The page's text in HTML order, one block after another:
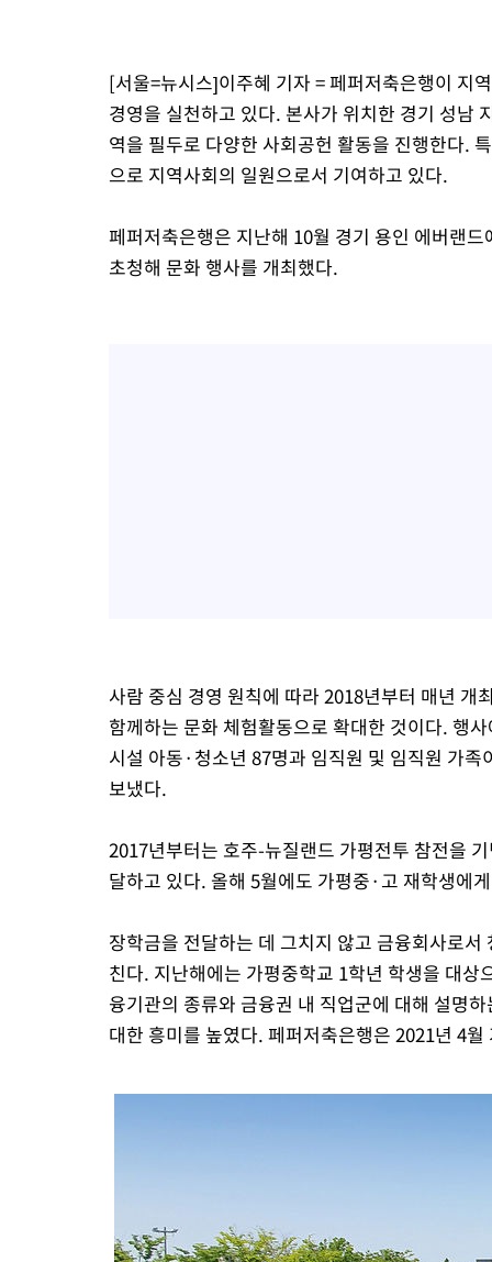
[서울=뉴시스]이주혜 기자 = 페퍼저축은행이 지
경영을 실천하고 있다. 본사가 위치한 경기 성남
역을 필두로 다양한 사회공헌 활동을 진행한다.
으로 지역사회의 일원으로서 기여하고 있다.
페퍼저축은행은 지난해 10월 경기 용인 에버랜
초청해 문화 행사를 개최했다.
사람 중심 경영 원칙에 따라 2018년부터 매년
함께하는 문화 체험활동으로 확대한 것이다. 행
시설 아동·청소년 87명과 임직원 및 임직원 가
보냈다.
2017년부터는 호주-뉴질랜드 가평전투 참전을
달하고 있다. 올해 5월에도 가평중·고 재학생에
장학금을 전달하는 데 그치지 않고 금융회사로
친다. 지난해에는 가평중학교 1학년 학생을 대
융기관의 종류와 금융권 내 직업군에 대해 설명
대한 흥미를 높였다. 페퍼저축은행은 2021년 4